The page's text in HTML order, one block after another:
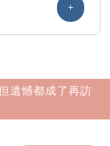
+
遺憾都成了再訪